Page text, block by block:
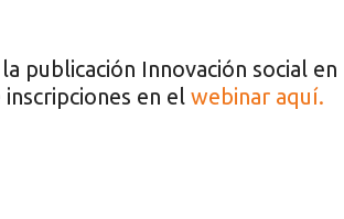
publicación Innovación social en
en el webinar aquí.